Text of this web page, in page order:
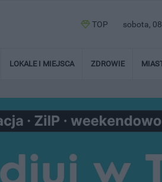
TOP sobota,
LOKALE I MIEJSCA ZDROWIE